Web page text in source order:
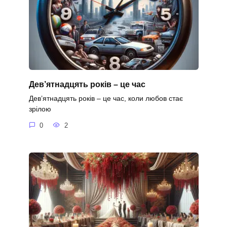
Дев’ятнадцять років – це час
Дев’ятнадцять років – це час, коли любов стає
зрілою
0 2